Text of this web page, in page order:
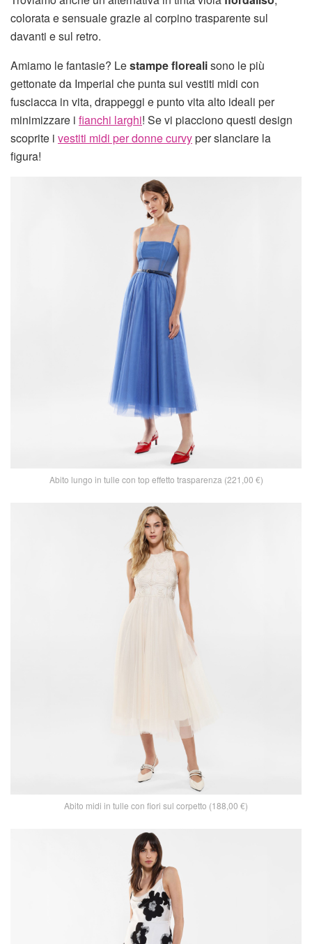
colorata e sensuale grazie al corpino trasparente sul
davanti e sul retro.
Amiamo le fantasie? Lestampe florealisono le più
gettonate da Imperial che punta sui vestiti midi con
fusciacca in vita, drappeggi e punto vita alto ideali per
minimizzare i fianchi larghi! Se vi piacciono questi design
scoprite i vestiti midi per donne curvyper slanciare la
figura!
Abito lungo in tulle con top effetto trasparenza (221,00 €)
Abito midi in tulle con fiori sul corpetto (188,00 €)